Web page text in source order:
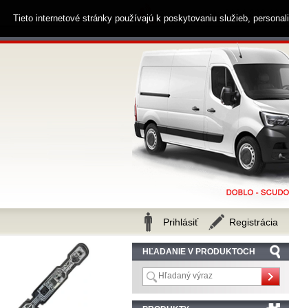
HĽADANIE V PRODUKTOCH
Zákaznícka linka 0914 238 482
Prihlásiť Registrácia
Tieto internetové stránky používajú k poskytovaniu služieb,